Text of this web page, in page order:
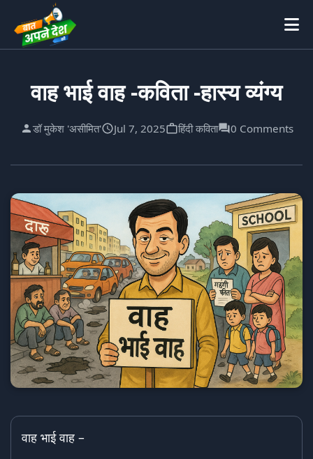
वाह भाई वाह -कविता -हास्य व्यंग्य
डॉ मुकेश 'असीमित' Jul 7, 2025 हिंदी कविता 0 Comments
वाह भाई वाह –